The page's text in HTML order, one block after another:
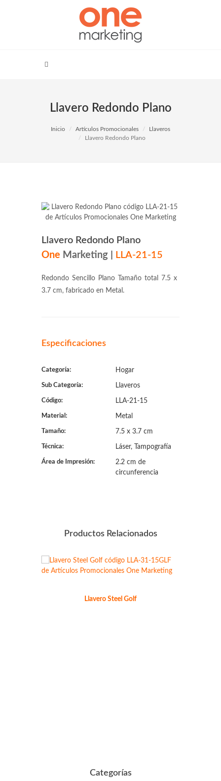
Llavero Redondo Plano
Inicio Artículos Promocionales
Llaveros
Llavero Redondo Plano
Llavero Redondo Plano
One Marketing LLA-21-15
Redondo Sencillo Plano Tamaño total 7.5 x
3.7 cm, fabricado en Metal.
Especificaciones
Categoría: Hogar
Sub Categoría: Llaveros
Código: LLA-21-15
Material: Metal
Tamaño: 7.5 x 3.7 cm
Técnica: Láser, Tampografía
Área de Impresión:
2.2 cm de
circunferencia
Productos Relacionados
Llavero Steel Golf
Categorías